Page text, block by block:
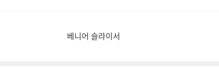
베니어 슬라이서